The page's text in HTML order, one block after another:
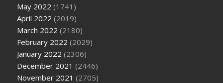
May 2022 (1741)
April 2022 (2019)
March 2022 (2180)
February 2022 (2029)
January 2022 (2306)
December 2021 (2446)
November 2021 (2705)